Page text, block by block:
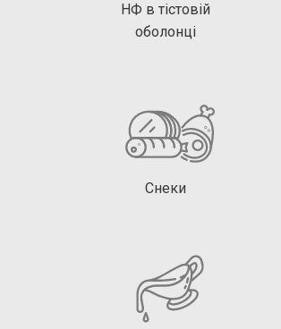
НФ в тістовій
оболонці
Снеки